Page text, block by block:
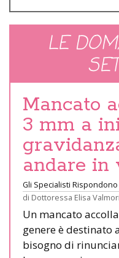
LE
Mancato
3 mm a
andare in
Gli Specialisti Rispondono
di Dottoressa Elisa Valmori
Un mancato
genere è destinato
bisogno di